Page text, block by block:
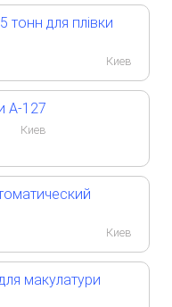
тонн для плівки
Киев
А-127
Киев
Киев
макулатури